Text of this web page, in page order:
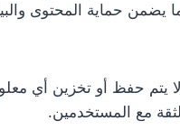
يضمن حماية المحتوى
لا يتم حفظ أو تخزين أي
مع المستخدمين.